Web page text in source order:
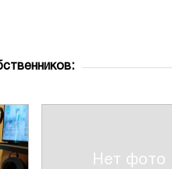
Нет фото